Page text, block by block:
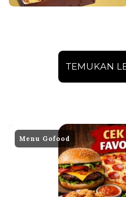
TEMUKAN
Menu Gofood